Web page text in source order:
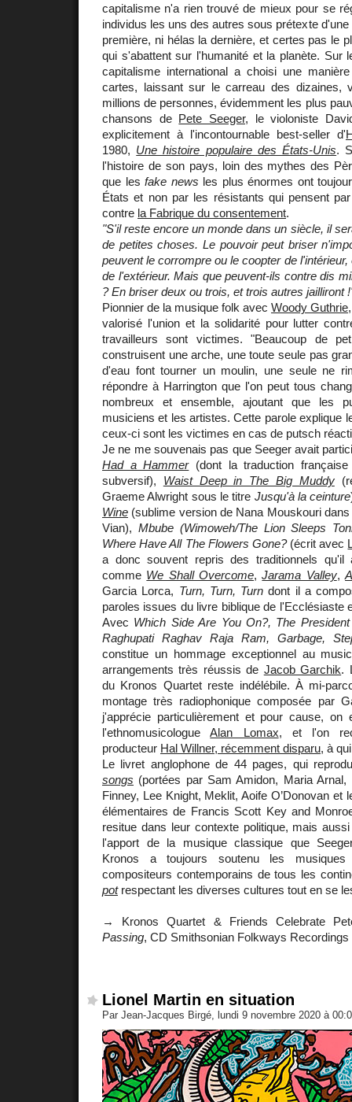
capitalisme n'a rien trouvé de mieux pour se
individus les uns des autres sous prétexte
première, ni hélas la dernière, et certes pas le
qui s'abattent sur l'humanité et la planète. Sur
capitalisme international a choisi une
cartes, laissant sur le carreau des dizaines,
millions de personnes, évidemment les plus
chansons de Pete Seeger, le violoniste
explicitement à l'incontournable best-seller d'
1980, Une histoire populaire des États-Unis.
l'histoire de son pays, loin des mythes des
que les fake news les plus énormes ont
États et non par les résistants qui pensent
contre la Fabrique du consentement.
"S'il reste encore un monde dans un siècle, il
de petites choses. Le pouvoir peut briser
peuvent le corrompre ou le coopter de
de l'extérieur. Mais que peuvent-ils contre dis
? En briser deux ou trois, et trois autres jailliront
Pionnier de la musique folk avec Woody Guthrie
valorisé l'union et la solidarité pour lutter
travailleurs sont victimes. "Beaucoup de
construisent une arche, une toute seule pas
d'eau font tourner un moulin, une seule ne
répondre à Harrington que l'on peut tous
nombreux et ensemble, ajoutant que les
musiciens et les artistes. Cette parole explique
ceux-ci sont les victimes en cas de putsch
Je ne me souvenais pas que Seeger avait
Had a Hammer(dont la traduction
subversif), Waist Deep in The Big Muddy
Graeme Alwright sous le titre Jusqu'à la ceinture
Wine (sublime version de Nana Mouskouri
Vian), Mbube (Wimoweh/The Lion Sleeps
Where Have All The Flowers Gone?(écrit avec
a donc souvent repris des traditionnels qu'il
comme We Shall Overcome,Jarama Valley,
Garcia Lorca, Turn, Turn, Turn dont il a
paroles issues du livre biblique de l'Ecclésiaste
Avec Which Side Are You On?, The
Raghupati Raghav Raja Ram, Garbage,
constitue un hommage exceptionnel au
arrangements très réussis de Jacob Garchik.
du Kronos Quartet reste indélébile. À mi-
montage très radiophonique composée par
j'apprécie particulièrement et pour cause, on
l'ethnomusicologueAlan Lomax, et l'on
producteur Hal Willner, récemment disparu, à
Le livret anglophone de 44 pages, qui
songs (portées par Sam Amidon, Maria
Finney, Lee Knight, Meklit, Aoife O’Donovan et
élémentaires de Francis Scott Key and
resitue dans leur contexte politique, mais
l'apport de la musique classique que
Kronos a toujours soutenu les musiques
compositeurs contemporains de tous les
potrespectant les diverses cultures tout en se
→ Kronos Quartet & Friends Celebrate
Passing, CD Smithsonian Folkways Recordings
Lionel Martin en situation
Par Jean-Jacques Birgé, lundi 9 novembre 2020 à